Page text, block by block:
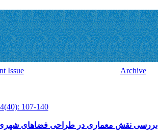
Issue Archive
107-140
بررسی نقش معماری در طراحی فضاهای